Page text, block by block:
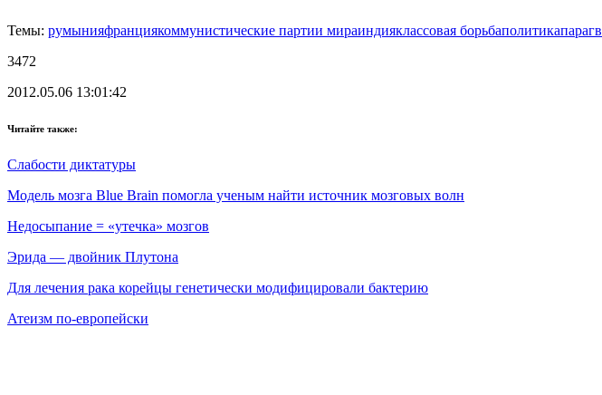
Темы: румынияфранциякоммунистические партии мираиндияклассовая борьбаполитика
3472
2012.05.06 13:01:42
Читайте также:
Слабости диктатуры
Модель мозга Blue Brain помогла ученым найти источник мозговых волн
Недосыпание = «утечка» мозгов
Эрида — двойник Плутона
Для лечения рака корейцы генетически модифицировали бактерию
Атеизм по-европейски